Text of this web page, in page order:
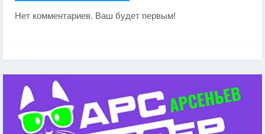
Нет комментариев. Ваш будет первым!